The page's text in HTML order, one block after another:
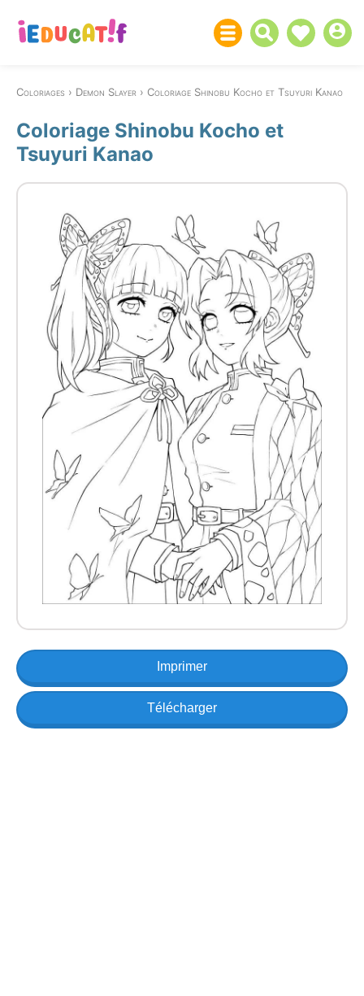
Coloriages Demon Slayer Coloriage Shinobu Kocho et Tsuyuri Kanao
Coloriage Shinobu Kocho et
Tsuyuri Kanao
Imprimer
Télécharger